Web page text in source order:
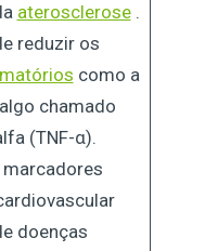
aterosclerose.
reduzir os
como a
chamado
(TNF-α).
doenças